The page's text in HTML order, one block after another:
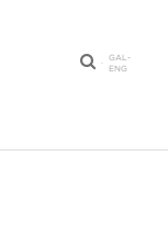
·
GAL-
ENG